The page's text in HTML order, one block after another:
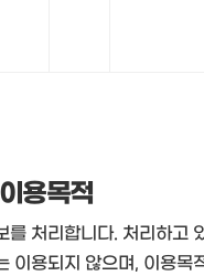
용목적
를 처리합니다. 처리하고
이용되지 않으며, 이용목